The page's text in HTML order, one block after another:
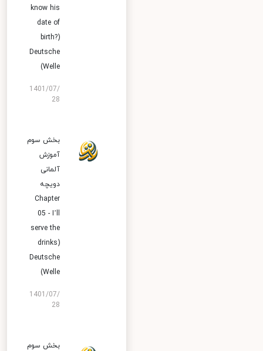
know his
date of
birth?)
Deutsche
Welle)
1401/07/
28
بخش سوم
آموزش
آلمانی
دویچه
Chapter
05 - I’ll
serve the
drinks)
Deutsche
Welle)
1401/07/
28
بخش سوم